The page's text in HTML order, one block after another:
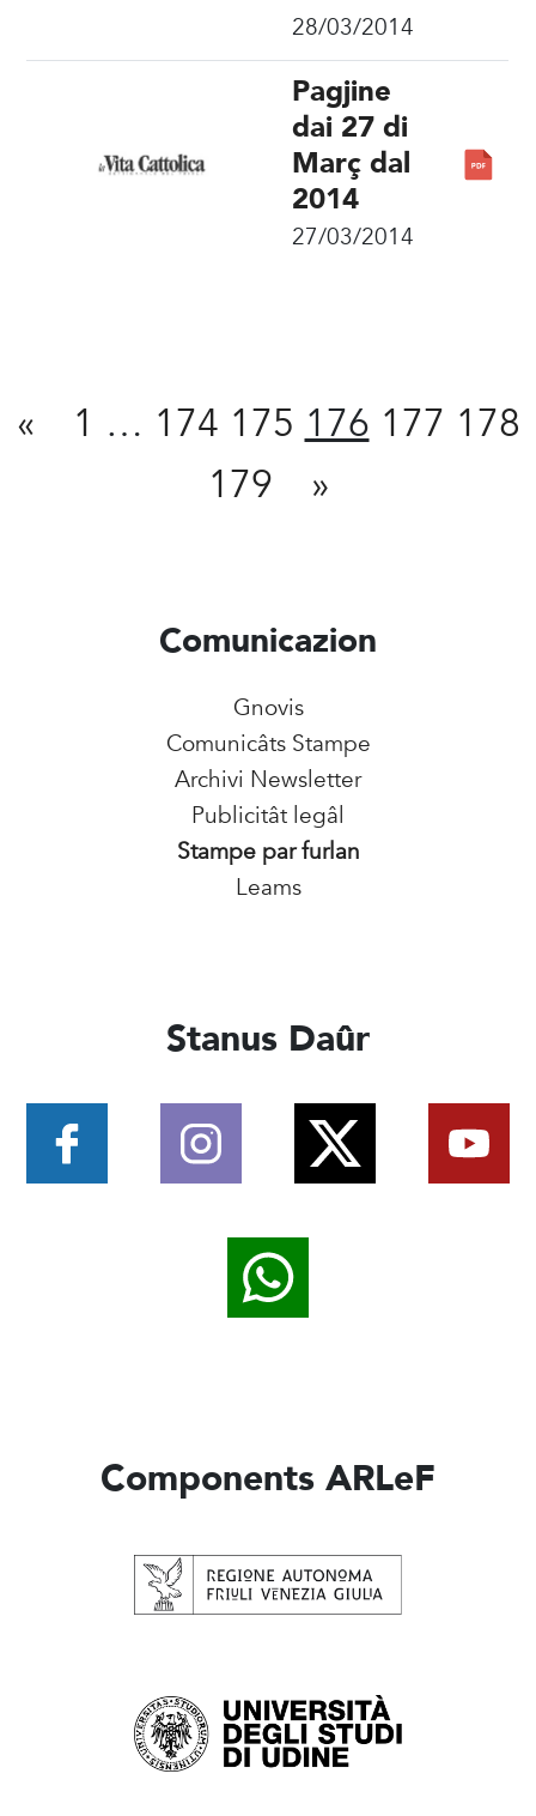
28/03/2014
Pagjine
dai 27 di
Març dal
2014
27/03/2014
« 1 … 174 175 176 177 178
179
»
Comunicazion
Gnovis
Comunicâts Stampe
Archivi Newsletter
Publicitât legâl
Stampe par furlan
Leams
Stanus Daûr
Components ARLeF